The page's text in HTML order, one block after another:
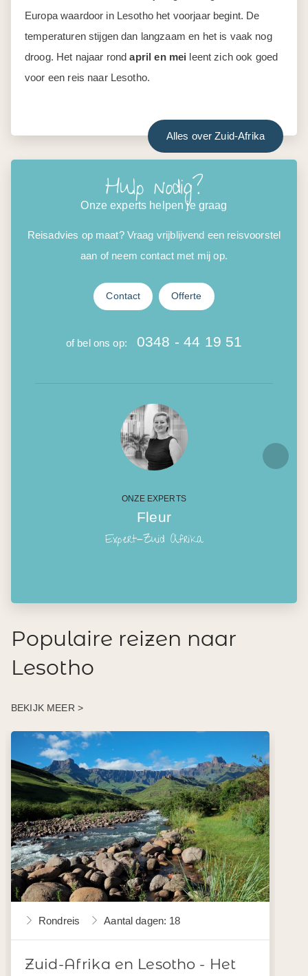
Europa waardoor in Lesotho het voorjaar begint. De
temperaturen stijgen dan langzaam en het is vaak nog
droog. Het najaar rondapril en mei leent zich ook goed
voor een reis naar Lesotho.
Alles over Zuid-Afrika
Hulp nodig?
Onze experts helpen je graag
Reisadvies op maat? Vraag vrijblijvend een reisvoorstel
aan of neem contact met mij op.
Contact Offerte
of bel ons op: 0348 - 44 19 51
ONZE EXPERTS
Fleur
Expert-Zuid Afrika
Populaire reizen naar
Lesotho
BEKIJK MEER >
Rondreis Aantal dagen: 18
Zuid-Afrika en Lesotho - Het